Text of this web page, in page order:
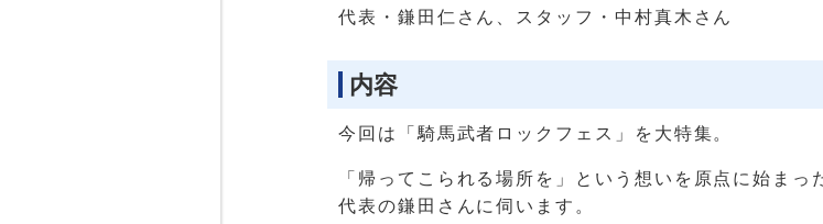
代表・鎌田仁さん、スタッフ・中村真木さん
内容
今回は「騎馬武者ロックフェス」を大特集。
「帰ってこられる場所を」という想いを原点に始まっ
代表の鎌田さんに伺います。